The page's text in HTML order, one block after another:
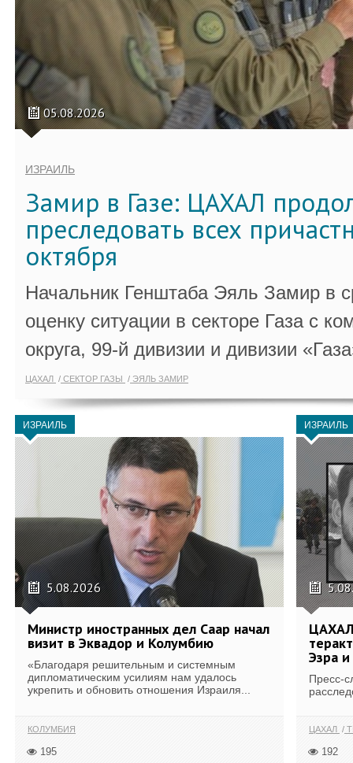
05.08.2026
ИЗРАИЛЬ
Замир в Газе: ЦАХАЛ
преследовать всех
октября
Начальник Генштаба Эяль Замир в
оценку ситуации в секторе Газа с
округа, 99-й дивизии и дивизии
ЦАХАЛ СЕКТОР ГАЗЫ ЭЯЛЬ ЗАМИР
ИЗРАИЛЬ
5.08.2026
Министр иностранных дел Саар начал
визит в Эквадор и Колумбию
«Благодаря решительным и системным
дипломатическим усилиям нам удалось
укрепить и обновить отношения Израиля...
КОЛУМБИЯ
195
ИЗРАИЛЬ
ЦАХАЛ
Эзра
Пресс-
ЦАХАЛ
192